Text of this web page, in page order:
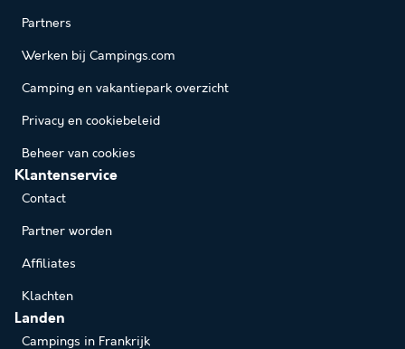
Partners
Werken bij Campings.com
Camping en vakantiepark overzicht
Privacy en cookiebeleid
Beheer van cookies
Klantenservice
Contact
Partner worden
Affiliates
Klachten
Landen
Campings in Frankrijk